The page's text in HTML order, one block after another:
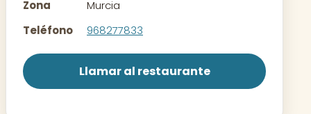
Zona
Murcia
Teléfono
968277833
Llamar al restaurante